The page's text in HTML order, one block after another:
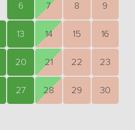
6 7 8 9
13 14 15 16
20 21 22 23
27 28 29 30